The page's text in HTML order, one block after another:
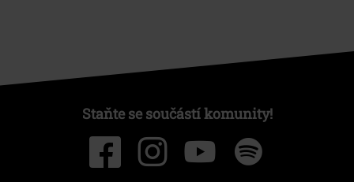
Staňte se součástí komunity!